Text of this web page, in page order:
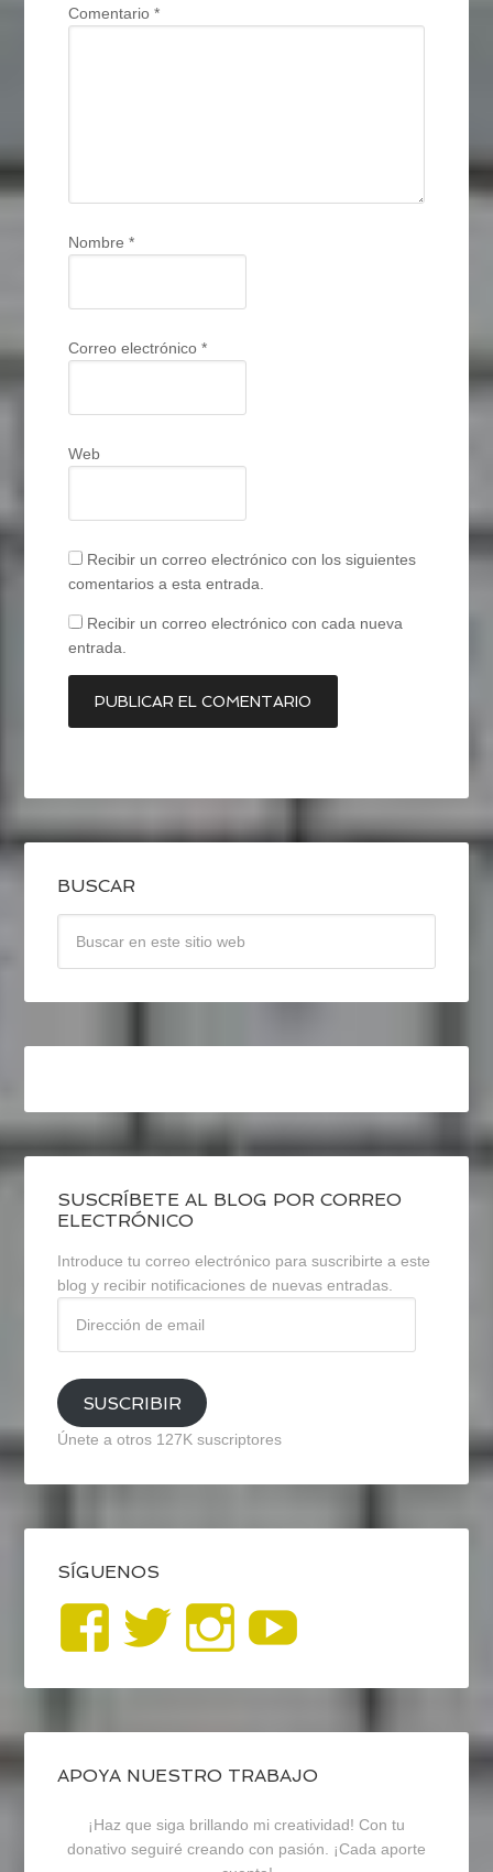
Comentario*
Nombre*
Correo electrónico*
Web
Recibir un correo electrónico con los siguientes
comentarios a esta entrada.
Recibir un correo electrónico con cada nueva
entrada.
BUSCAR
SUSCRÍBETE AL BLOG POR CORREO
ELECTRÓNICO
Introduce tu correo electrónico para suscribirte a este
blog y recibir notificaciones de nuevas entradas.
email
SUSCRIBIR
Únete a otros 127K suscriptores
SÍGUENOS
Ver
perfil
de
blogrecursosep
en
Ver
perfil
de
recursosep
en
Ver
perfil
de
recursosep
en
APOYA NUESTRO TRABAJO
¡Haz que siga brillando mi creatividad! Con tu
donativo seguiré creando con pasión. ¡Cada aporte